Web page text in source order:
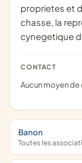
proprietes et
chasse, la
cynegetique
CONTACT
Aucun moyen
Banon
Toutes les